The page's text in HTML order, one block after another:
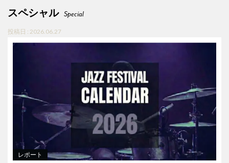
スペシャル Special
投稿日 : 2026.06.27
レポート